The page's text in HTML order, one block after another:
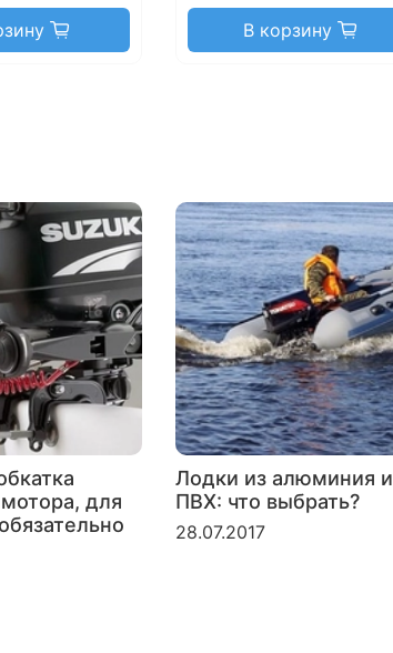
В корзину
для
Лодки из алюминия и
ПВХ: что выбрать?
28.07.2017